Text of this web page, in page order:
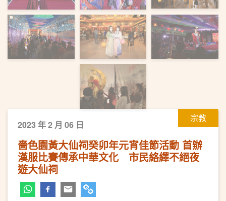
宗教
2023 年 2 月 06 日
嗇色園黃大仙祠癸卯年元宵佳節活動 首辦
漢服比賽傳承中華文化 市民絡繹不絕夜
遊大仙祠